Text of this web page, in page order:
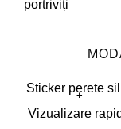
+
Acest
Vizualizare
Sticker perete